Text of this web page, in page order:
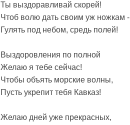
Ты выздоравливай скорей!
Чтоб волю дать своим уж ножкам -
Гулять под небом, средь полей!
Выздоровления по полной
Желаю я тебе сейчас!
Чтобы объять морские волны,
Пусть укрепит тебя Кавказ!
Желаю дней уже прекрасных,